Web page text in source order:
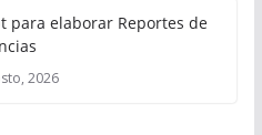
para elaborar Reportes de
2026